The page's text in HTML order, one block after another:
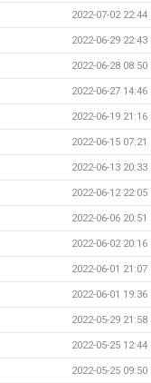
2022-07-02 22:44
2022-06-29 22:43
2022-06-28 08:50
2022-06-27 14:46
2022-06-19 21:16
2022-06-15 07:21
2022-06-13 20:33
2022-06-12 22:05
2022-06-06 20:51
2022-06-02 20:16
2022-06-01 21:07
2022-06-01 19:36
2022-05-29 21:58
2022-05-25 12:44
2022-05-25 09:50